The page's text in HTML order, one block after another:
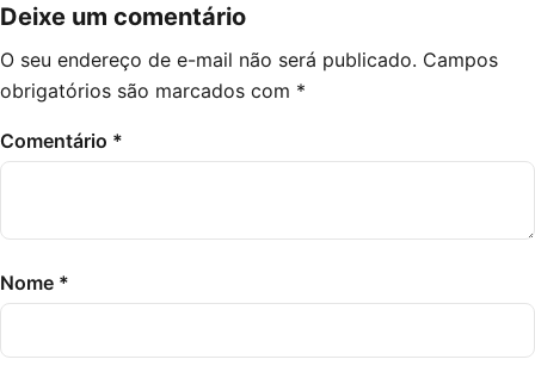
Deixe um comentário
O seu endereço de e-mail não será publicado. Campos
obrigatórios são marcados com *
Comentário *
Nome *